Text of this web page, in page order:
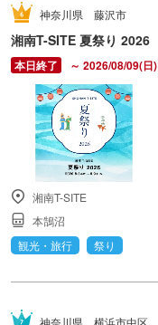
神奈川県 藤沢市
湘南T-SITE 夏祭り 2026
～ 2026/08/09(日)
湘南T-SITE
本鵠沼
観光・旅行
祭り
神奈川県 横浜市中区